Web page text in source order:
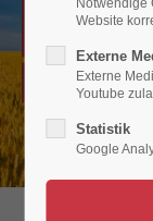
Verein für
Notwendige
Website
Externe
Externe
Youtube
Statistik
Google